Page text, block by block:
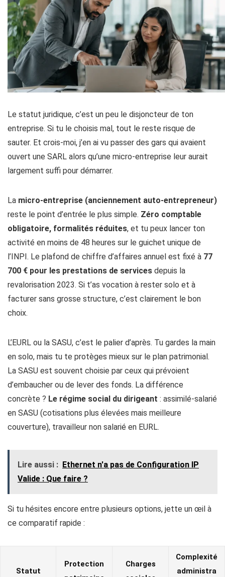
Le statut juridique, c’est un peu le disjoncteur de ton
entreprise. Si tu le choisis mal, tout le reste risque de
sauter. Et crois-moi, j’en ai vu passer des gars qui avaient
ouvert une SARL alors qu’une micro-entreprise leur aurait
largement suffi pour démarrer.
La micro-entreprise (anciennement auto-entrepreneur)
reste le point d’entrée le plus simple. Zéro comptable
obligatoire, formalités réduites, et tu peux lancer ton
activité en moins de 48 heures sur le guichet unique de
l’INPI. Le plafond de chiffre d’affaires annuel est fixé à 77
700 € pour les prestations de services depuis la
revalorisation 2023. Si t’as vocation à rester solo et à
facturer sans grosse structure, c’est clairement le bon
choix.
L’EURL ou la SASU, c’est le palier d’après. Tu gardes la main
en solo, mais tu te protèges mieux sur le plan patrimonial.
La SASU est souvent choisie par ceux qui prévoient
d’embaucher ou de lever des fonds. La différence
concrète ? Le régime social du dirigeant : assimilé-salarié
en SASU (cotisations plus élevées mais meilleure
couverture), travailleur non salarié en EURL.
Lire aussi : Ethernet n'a pas de Configuration IP
Valide​ : Que faire ?
Si tu hésites encore entre plusieurs options, jette un œil à
ce comparatif rapide :
Statut
Protection
Charges
Complexité
administra